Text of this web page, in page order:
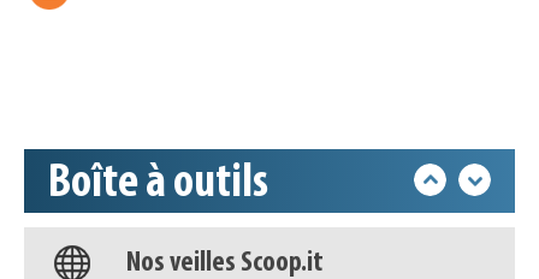
Boîte à outils
Base documentaire
Nos veilles Scoop.it